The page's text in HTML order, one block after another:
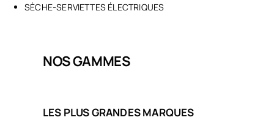
SÈCHE-SERVIETTES ÉLECTRIQUES
NOS GAMMES
LES PLUS GRANDES MARQUES